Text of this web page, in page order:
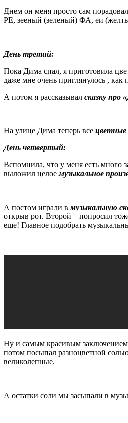
Днем он меня просто сам
РЕ, зееный (зеленый) ФА, еи
День третий:
Пока Дима спал, я приготовила
даже мне очень приглянулось ,
А потом я рассказывал сказку про
На улице Дима теперь все цветные
День четвертый:
Вспомнила, что у меня есть много
выложил целоемузыкальное
А постом играли вмузыкальную
открыв рот. Второй – попросил
еще! Главное подобрать
Ну и самым красивым
потом посыпал разноцветной
великолепные.
А остатки соли мы засыпали в